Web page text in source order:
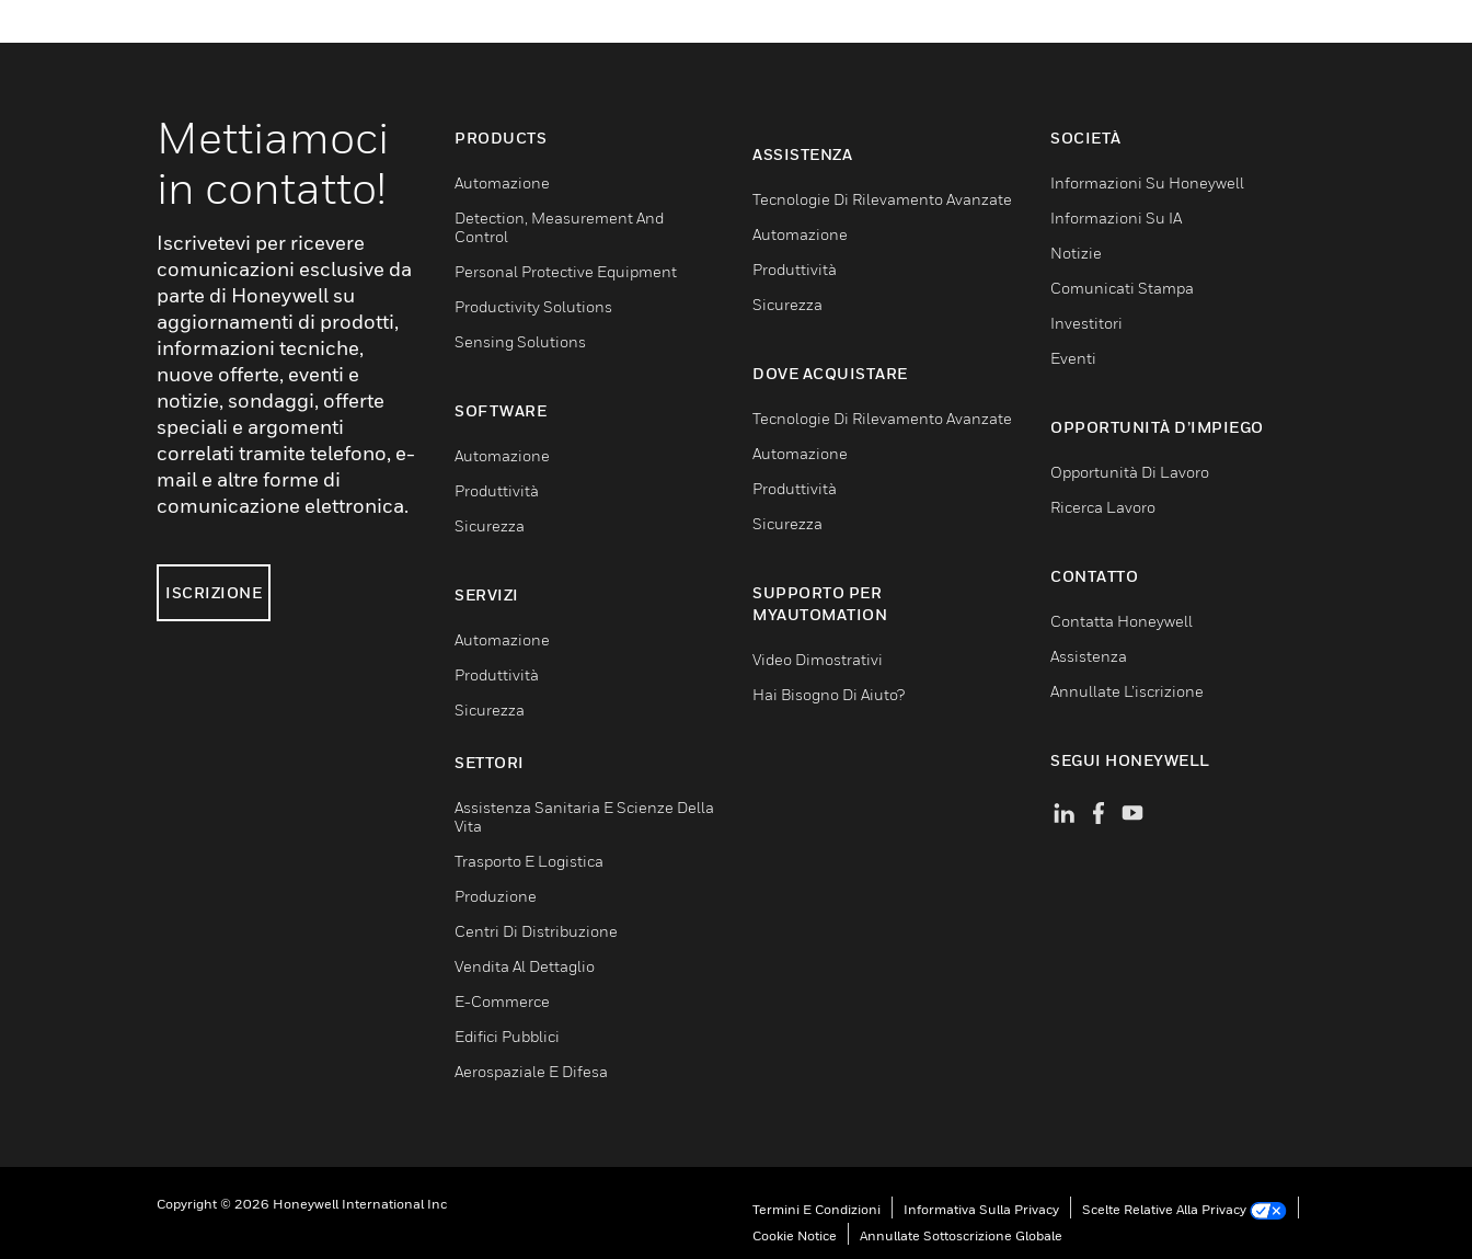
Mettiamoci
in contatto!
Iscrivetevi per ricevere
comunicazioni esclusive da
parte di Honeywell su
aggiornamenti di prodotti,
informazioni tecniche,
nuove offerte, eventi e
notizie, sondaggi, offerte
speciali e argomenti
correlati tramite telefono, e-
mail e altre forme di
comunicazione elettronica.
ISCRIZIONE
PRODUCTS
Automazione
Detection, Measurement And
Control
Personal Protective Equipment
Productivity Solutions
Sensing Solutions
SOFTWARE
Automazione
Produttività
Sicurezza
SERVIZI
Automazione
Produttività
Sicurezza
SETTORI
Assistenza Sanitaria E Scienze Della
Vita
Trasporto E Logistica
Produzione
Centri Di Distribuzione
Vendita Al Dettaglio
E-Commerce
Edifici Pubblici
Aerospaziale E Difesa
ASSISTENZA
Tecnologie Di Rilevamento Avanzate
Automazione
Produttività
Sicurezza
DOVE ACQUISTARE
Tecnologie Di Rilevamento Avanzate
Automazione
Produttività
Sicurezza
SUPPORTO PER
MYAUTOMATION
Video Dimostrativi
Hai Bisogno Di Aiuto?
SOCIETÀ
Informazioni Su Honeywell
Informazioni Su IA
Notizie
Comunicati Stampa
Investitori
Eventi
OPPORTUNITÀ D’IMPIEGO
Opportunità Di Lavoro
Ricerca Lavoro
CONTATTO
Contatta Honeywell
Assistenza
Annullate L’iscrizione
SEGUI HONEYWELL
Copyright © 2026 Honeywell International Inc Termini E Condizioni Informativa Sulla Privacy
Scelte Relative Alla Privacy
Cookie Notice
Annullate Sottoscrizione Globale